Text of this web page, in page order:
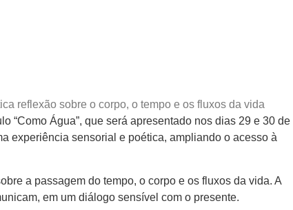
reflexão sobre o corpo, o tempo e os fluxos da vida
“Como Água”, que será apresentado nos dias 29 e 30 de
experiência sensorial e poética, ampliando o acesso à
a passagem do tempo, o corpo e os fluxos da vida. A
em um diálogo sensível com o presente.